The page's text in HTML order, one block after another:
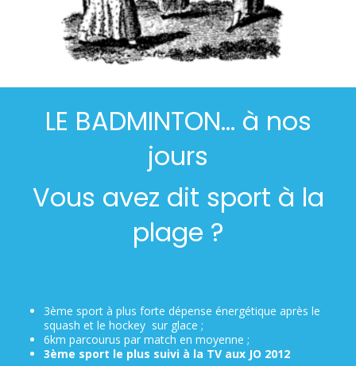
LE BADMINTON… à nos
jours
Vous avez dit sport à la
plage ?
3ème sport à plus forte dépense énergétique après le
squash et le hockey sur glace ;
6km parcourus par match en moyenne ;
3ème sport le plus suivi à la TV aux JO 2012